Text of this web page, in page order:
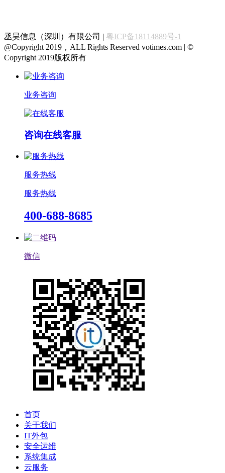
丞昊信息（深圳）有限公司 | 粤ICP备18114889号-1
@Copyright 2019，ALL Rights Reserved votimes.com | ©
Copyright 2019版权所有
业务咨询
咨询在线客服
服务热线
服务热线
400-688-8685
微信
首页
关于我们
IT外包
安全运维
系统集成
云服务